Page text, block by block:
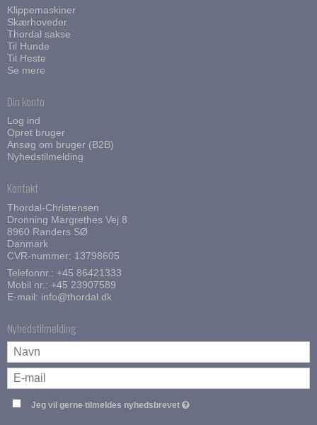
Klippemaskiner
Skærhoveder
Thordal sakse
Til Hunde
Til Heste
Se mere
Din konto
Log ind
Opret bruger
Ansøg om bruger (B2B)
Nyhedstilmelding
Kontakt
Thordal-Christensen
Dronning Margrethes Vej 8
8960 Randers SØ
Danmark
CVR-nummer: 13798605
Telefonnr.: +45 86421333
Mobil nr.: +45 23907589
E-mail: info@thordal.dk
Nyhedstilmelding
Jeg vil gerne tilmeldes nyhedsbrevet